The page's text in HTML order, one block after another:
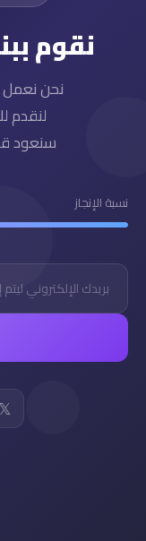
نقوم
نحن نعمل
لنقدم
سنعود
نسبة الإنجاز
𝕏